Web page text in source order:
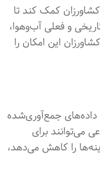
کمک کند تا
و فعلی آب‌وهوا،
این امکان را
جمع‌آوری‌شده
می‌توانند برای
را کاهش می‌دهد،